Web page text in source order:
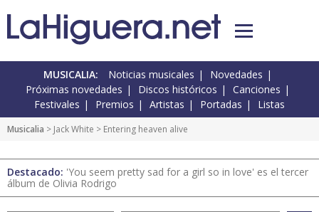
MUSICALIA: Noticias musicales
Novedades
Próximas novedades
Discos históricos
Canciones
Festivales
Premios Artistas Portadas Listas
Musicalia > Jack White > Entering heaven alive
Destacado: 'You seem pretty sad for a girl so in love' es el tercer
álbum de Olivia Rodrigo